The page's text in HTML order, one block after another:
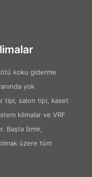
koku giderme
yok
tipi, salon tipi, kaset
klimalar ve VRF
Başta İzmir,
üzere tüm